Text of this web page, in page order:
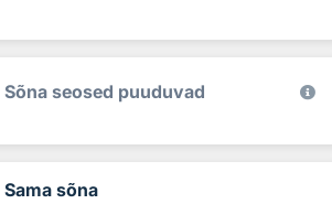
Sõna seosed puuduvad
Sama sõna